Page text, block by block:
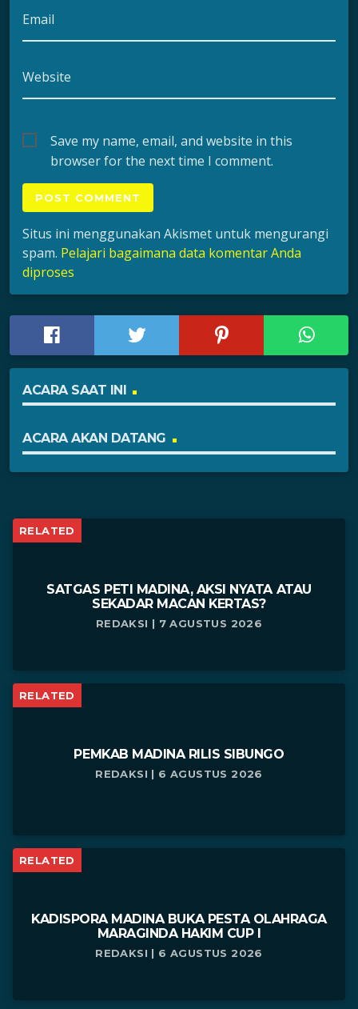
Email
Website
Save my name, email, and website in this
browser for the next time I comment.
Situs ini menggunakan Akismet untuk mengurangi
spam. Pelajari bagaimana data komentar Anda
diproses
ACARA SAAT INI
ACARA AKAN DATANG
RELATED
SATGAS PETI MADINA, AKSI NYATA ATAU
SEKADAR MACAN KERTAS?
REDAKSI | 7 AGUSTUS 2026
RELATED
PEMKAB MADINA RILIS SIBUNGO
REDAKSI | 6 AGUSTUS 2026
RELATED
KADISPORA MADINA BUKA PESTA OLAHRAGA
MARAGINDA HAKIM CUP I
REDAKSI | 6 AGUSTUS 2026